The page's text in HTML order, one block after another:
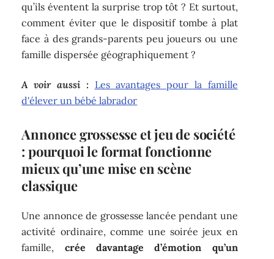
qu’ils éventent la surprise trop tôt ? Et surtout,
comment éviter que le dispositif tombe à plat
face à des grands-parents peu joueurs ou une
famille dispersée géographiquement ?
A voir aussi : Les avantages pour la famille
d'élever un bébé labrador
Annonce grossesse et jeu de société
: pourquoi le format fonctionne
mieux qu’une mise en scène
classique
Une annonce de grossesse lancée pendant une
activité ordinaire, comme une soirée jeux en
famille, crée davantage d’émotion qu’un